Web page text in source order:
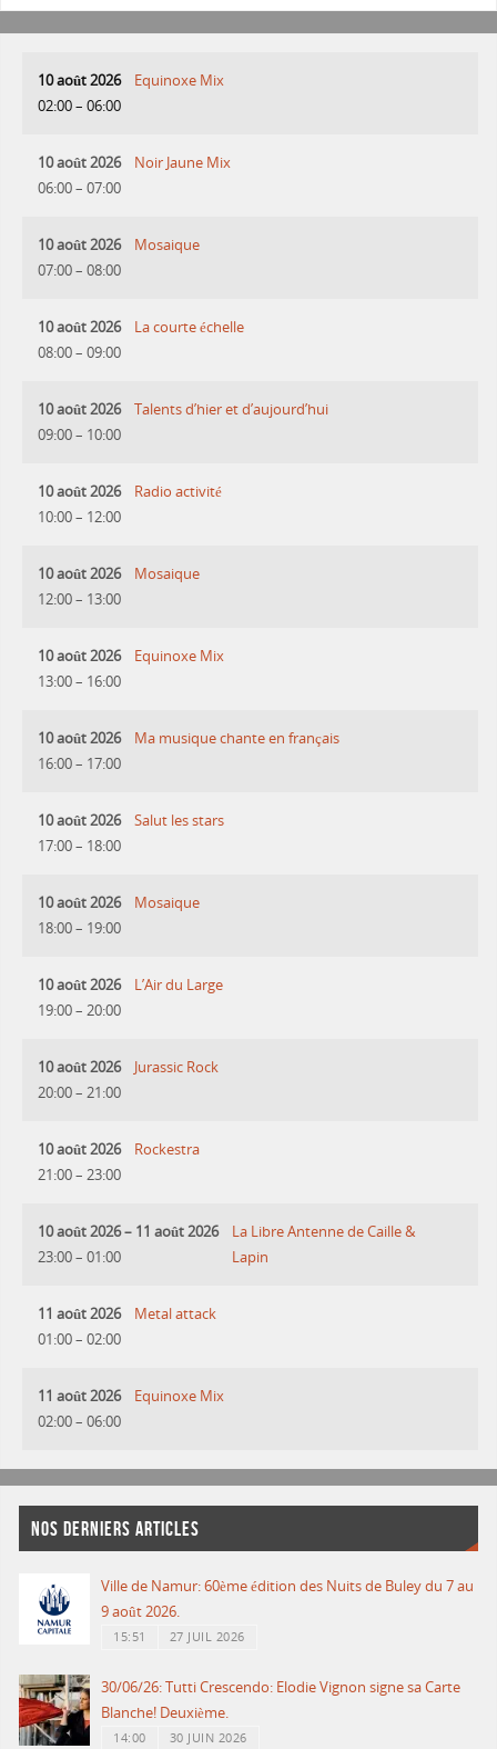
10 août 2026
02:00– 06:00
Equinoxe Mix
10 août 2026
06:00– 07:00
Noir Jaune Mix
10 août 2026
07:00– 08:00
Mosaique
10 août 2026
08:00– 09:00
La courte échelle
10 août 2026
09:00– 10:00
Talents d’hier et d’aujourd’hui
10 août 2026
10:00– 12:00
Radio activité
10 août 2026
12:00– 13:00
Mosaique
10 août 2026
13:00– 16:00
Equinoxe Mix
10 août 2026
16:00– 17:00
Ma musique chante en français
10 août 2026
17:00– 18:00
Salut les stars
10 août 2026
18:00– 19:00
Mosaique
10 août 2026
19:00– 20:00
L’Air du Large
10 août 2026
20:00– 21:00
Jurassic Rock
10 août 2026
21:00– 23:00
Rockestra
10 août 2026– 11 août 2026
23:00– 01:00
La Libre Antenne de Caille &
Lapin
11 août 2026
01:00– 02:00
Metal attack
11 août 2026
02:00– 06:00
Equinoxe Mix
NOS DERNIERS ARTICLES
Ville de Namur: 60ème édition des Nuits de Buley du 7 au
9 août 2026.
15:51 27 JUIL 2026
30/06/26: Tutti Crescendo: Elodie Vignon signe sa Carte
Blanche! Deuxième.
14:00 30 JUIN 2026